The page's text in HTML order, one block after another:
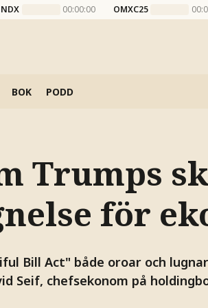
NDX 00:00:00 OMXC25
BOK PODD
Trumps
för
Bill Act" både oroar och
Seif, chefsekonom på